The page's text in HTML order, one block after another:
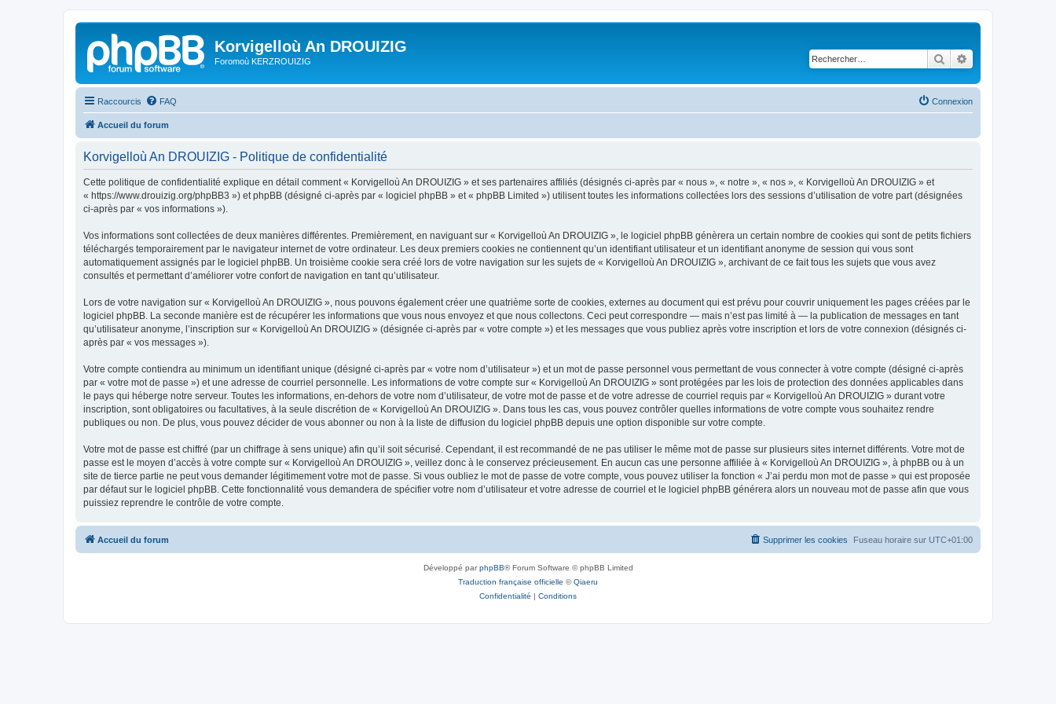
Korvigelloù An DROUIZIG
Foromoù KERZROUIZIG Rechercher
Raccourcis FAQ Connexion
Accueil du forum
Korvigelloù An DROUIZIG - Politique de confidentialité
Cette politique de confidentialité explique en détail comment « Korvigelloù An DROUIZIG » et ses partenaires affiliés (désignés ci-après par « nous », « notre », « nos », « Korvigelloù An DROUIZIG » et
« https://www.drouizig.org/phpBB3 ») et phpBB (désigné ci-après par « logiciel phpBB » et « phpBB Limited ») utilisent toutes les informations collectées lors des sessions d’utilisation de votre part (désignées
ci-après par « vos informations »).
Vos informations sont collectées de deux manières différentes. Premièrement, en naviguant sur « Korvigelloù An DROUIZIG », le logiciel phpBB génèrera un certain nombre de cookies qui sont de petits fichiers
téléchargés temporairement par le navigateur internet de votre ordinateur. Les deux premiers cookies ne contiennent qu’un identifiant utilisateur et un identifiant anonyme de session qui vous sont
automatiquement assignés par le logiciel phpBB. Un troisième cookie sera créé lors de votre navigation sur les sujets de « Korvigelloù An DROUIZIG », archivant de ce fait tous les sujets que vous avez
consultés et permettant d’améliorer votre confort de navigation en tant qu’utilisateur.
Lors de votre navigation sur « Korvigelloù An DROUIZIG », nous pouvons également créer une quatrième sorte de cookies, externes au document qui est prévu pour couvrir uniquement les pages créées par le
logiciel phpBB. La seconde manière est de récupérer les informations que vous nous envoyez et que nous collectons. Ceci peut correspondre — mais n’est pas limité à — la publication de messages en tant
qu’utilisateur anonyme, l’inscription sur « Korvigelloù An DROUIZIG » (désignée ci-après par « votre compte ») et les messages que vous publiez après votre inscription et lors de votre connexion (désignés ci-
après par « vos messages »).
Votre compte contiendra au minimum un identifiant unique (désigné ci-après par « votre nom d’utilisateur ») et un mot de passe personnel vous permettant de vous connecter à votre compte (désigné ci-après
par « votre mot de passe ») et une adresse de courriel personnelle. Les informations de votre compte sur « Korvigelloù An DROUIZIG » sont protégées par les lois de protection des données applicables dans
le pays qui héberge notre serveur. Toutes les informations, en-dehors de votre nom d’utilisateur, de votre mot de passe et de votre adresse de courriel requis par « Korvigelloù An DROUIZIG » durant votre
inscription, sont obligatoires ou facultatives, à la seule discrétion de « Korvigelloù An DROUIZIG ». Dans tous les cas, vous pouvez contrôler quelles informations de votre compte vous souhaitez rendre
publiques ou non. De plus, vous pouvez décider de vous abonner ou non à la liste de diffusion du logiciel phpBB depuis une option disponible sur votre compte.
Votre mot de passe est chiffré (par un chiffrage à sens unique) afin qu’il soit sécurisé. Cependant, il est recommandé de ne pas utiliser le même mot de passe sur plusieurs sites internet différents. Votre mot de
passe est le moyen d’accès à votre compte sur « Korvigelloù An DROUIZIG », veillez donc à le conservez précieusement. En aucun cas une personne affiliée à « Korvigelloù An DROUIZIG », à phpBB ou à un
site de tierce partie ne peut vous demander légitimement votre mot de passe. Si vous oubliez le mot de passe de votre compte, vous pouvez utiliser la fonction « J’ai perdu mon mot de passe » qui est proposée
par défaut sur le logiciel phpBB. Cette fonctionnalité vous demandera de spécifier votre nom d’utilisateur et votre adresse de courriel et le logiciel phpBB générera alors un nouveau mot de passe afin que vous
puissiez reprendre le contrôle de votre compte.
Accueil du forum Fuseau horaire sur UTC+01:00
Supprimer les cookies
Développé parphpBB® Forum Software © phpBB Limited
Traduction française officielle ©Qiaeru
Confidentialité | Conditions